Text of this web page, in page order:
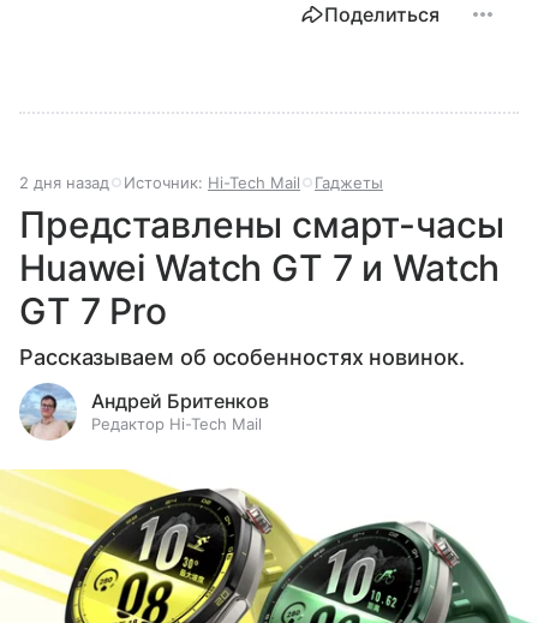
Поделиться
2 дня назад Источник: Hi-Tech Mail Гаджеты
Представлены смарт-часы
Huawei Watch GT 7 и Watch
GT 7 Pro
Рассказываем об особенностях новинок.
Андрей Бритенков
Редактор Hi-Tech Mail